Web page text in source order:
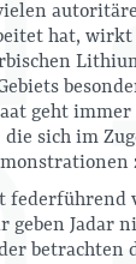
hat, wirkt
geht
die sich im
federführend
geben Jadar
betrachten